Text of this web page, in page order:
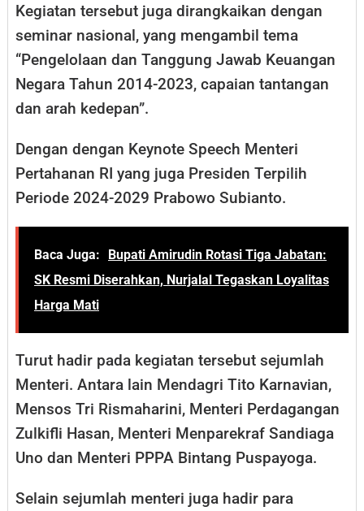
Kegiatan tersebut juga dirangkaikan dengan
seminar nasional, yang mengambil tema
“Pengelolaan dan Tanggung Jawab Keuangan
Negara Tahun 2014-2023, capaian tantangan
dan arah kedepan”.
Dengan dengan Keynote Speech Menteri
Pertahanan RI yang juga Presiden Terpilih
Periode 2024-2029 Prabowo Subianto.
Baca Juga:
Bupati Amirudin Rotasi Tiga Jabatan:
SK Resmi Diserahkan, Nurjalal Tegaskan Loyalitas
Harga Mati
Turut hadir pada kegiatan tersebut sejumlah
Menteri. Antara lain Mendagri Tito Karnavian,
Mensos Tri Rismaharini, Menteri Perdagangan
Zulkifli Hasan, Menteri Menparekraf Sandiaga
Uno dan Menteri PPPA Bintang Puspayoga.
Selain sejumlah menteri juga hadir para